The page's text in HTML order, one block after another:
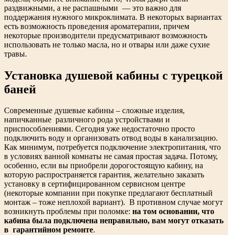
раздвижными, а не распашными — это важно для
поддержания нужного микроклимата. В некоторых вариантах
есть возможность проведения ароматерапии, причем
некоторые производители предусматривают возможность
использовать не только масла, но и отвары или даже сухие
травы.
Установка душевой кабины с турецкой
баней
Современные душевые кабины – сложные изделия,
напичканные различного рода устройствами и
приспособлениями. Сегодня уже недостаточно просто
подключить воду и организовать отвод воды в канализацию.
Как минимум, потребуется подключение электропитания, что
в условиях ванной комнаты не самая простая задача. Потому,
особенно, если вы приобрели дорогостоящую кабину, на
которую распространяется гарантия, желательно заказать
установку в сертифицированном сервисном центре
(некоторые компании при покупке предлагают бесплатный
монтаж – тоже неплохой вариант). В противном случае могут
возникнуть проблемы при поломке: на том основании, что
кабина была подключена неправильно, вам могут отказать
в гарантийном ремонте.